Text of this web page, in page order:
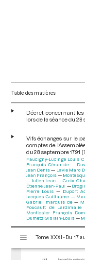
Table des matières
Décret concernant
lors de la séance du 28
Vifs échanges sur le
comptes de
du 28 septembre 1791
Faucigny-Lucinge Louis
François César de
Jean Denis
Lavie Marc
Jean François
Julien Jean
Croix
Étienne Jean-Paul
Pierre Louis
Duport
Jacques Guillaume
Gabriel, marquis de
Foucault de
Montlosier François
Dumetz Gislain-Louis
s
Tome XXXI - Du 17